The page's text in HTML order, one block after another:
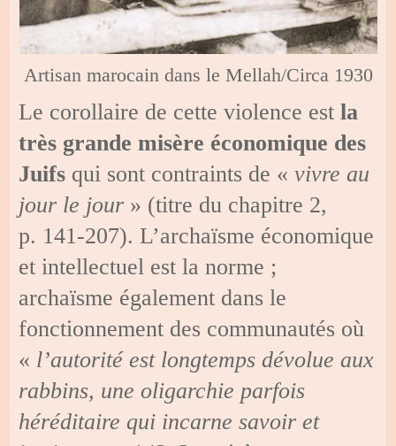
Artisan marocain dans le Mellah/Circa 1930
Le corollaire de cette violence estla
très grande misère économique des
Juifs qui sont contraints de «vivre au
jour le jour » (titre du chapitre 2,
p. 141-207). L’archaïsme économique
et intellectuel est la norme ;
archaïsme également dans le
fonctionnement des communautés où
« l’autorité est longtemps dévolue aux
rabbins, une oligarchie parfois
héréditaire qui incarne savoir et